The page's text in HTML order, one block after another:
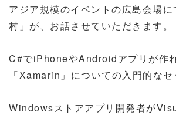
アジア規模のイベントの広島会場
村」が、お話させていただきます。
C#でiPhoneやAndroidアプリが作
「Xamarin」についての入門的なセ
Windowsストアアプリ開発者が